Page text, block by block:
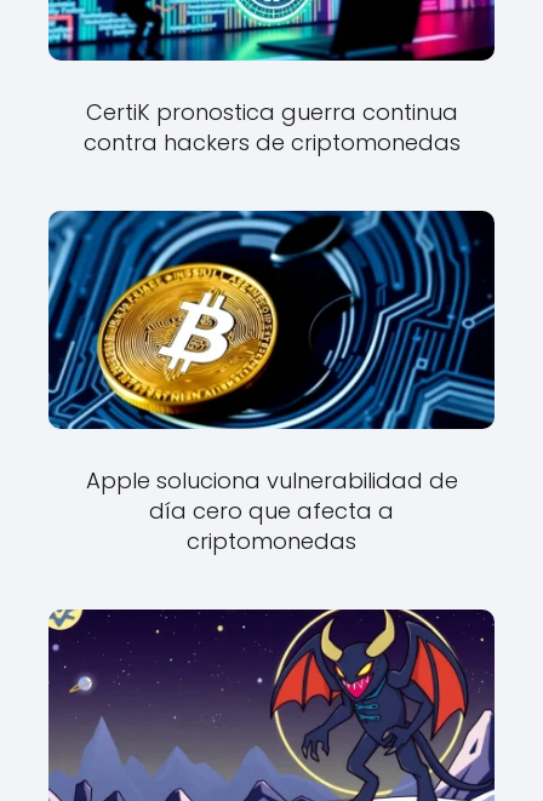
CertiK pronostica guerra continua
contra hackers de criptomonedas
Apple soluciona vulnerabilidad de
día cero que afecta a
criptomonedas